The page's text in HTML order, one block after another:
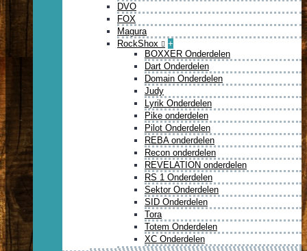
DVO
FOX
Magura
RockShox
+
BOXXER Onderdelen
Dart Onderdelen
Domain Onderdelen
Judy
Lyrik Onderdelen
Pike onderdelen
Pilot Onderdelen
REBA onderdelen
Recon onderdelen
REVELATION onderdelen
RS 1 Onderdelen
Sektor Onderdelen
SID Onderdelen
Tora
Totem Onderdelen
XC Onderdelen